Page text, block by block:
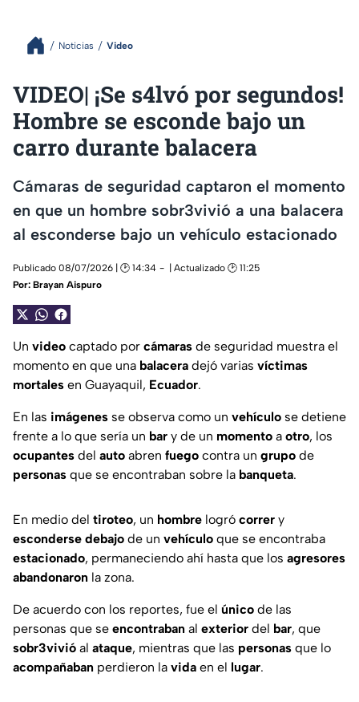
Noticias Video
VIDEO| ¡Se s4lvó por segundos!
Hombre se esconde bajo un
carro durante balacera
Cámaras de seguridad captaron el momento
en que un hombre sobr3vivió a una balacera
al esconderse bajo un vehículo estacionado
Publicado 08/07/2026 | 🕑 14:34
| Actualizado 🕑 11:25
Por: Brayan Aispuro
Un video captado por cámaras de seguridad muestra el
momento en que una balacera dejó varias víctimas
mortales en Guayaquil, Ecuador.
En las imágenes se observa como un vehículo se detiene
frente a lo que sería un bar y de un momento a otro, los
ocupantes del auto abren fuego contra un grupo de
personas que se encontraban sobre la banqueta.
En medio del tiroteo, un hombre logró correr y
esconderse debajo de un vehículo que se encontraba
estacionado, permaneciendo ahí hasta que los agresores
abandonaron la zona.
De acuerdo con los reportes, fue el único de las
personas que se encontraban al exterior del bar, que
sobr3vivió al ataque, mientras que las personas que lo
acompañaban perdieron la vida en el lugar.